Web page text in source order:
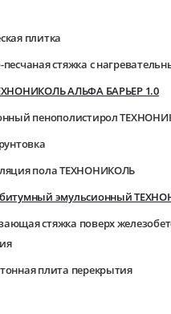
плитка
стяжка с
АЛЬФА БАРЬЕР 1.0
пенополистирол
пола ТЕХНОНИКОЛЬ
эмульсионный
стяжка поверх
плита перекрытия